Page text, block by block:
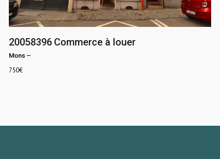
20058396 Commerce à louer
Mons –
750€